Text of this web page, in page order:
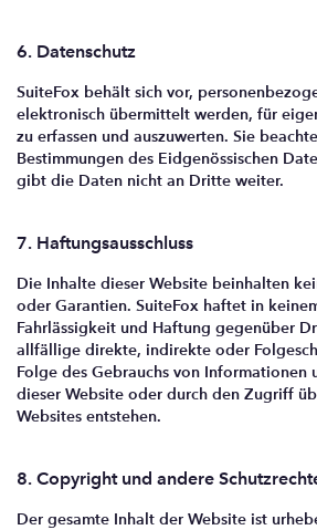
6. Datenschutz
SuiteFox behält sich vor,
elektronisch übermittelt werden, für
zu erfassen und auszuwerten. Sie
Bestimmungen des Eidgenössischen
gibt die Daten nicht an Dritte weiter.
7. Haftungsausschluss
Die Inhalte dieser Website beinhalten
oder Garantien. SuiteFox haftet in
Fahrlässigkeit und Haftung gegenüber
allfällige direkte, indirekte oder
Folge des Gebrauchs von Informationen
dieser Website oder durch den Zugriff
Websites entstehen.
8. Copyright und andere
Der gesamte Inhalt der Website ist